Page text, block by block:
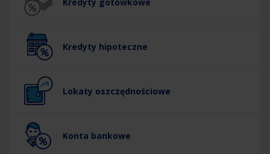
Kredyty hipoteczne
Lokaty oszczędnościowe
Konta bankowe